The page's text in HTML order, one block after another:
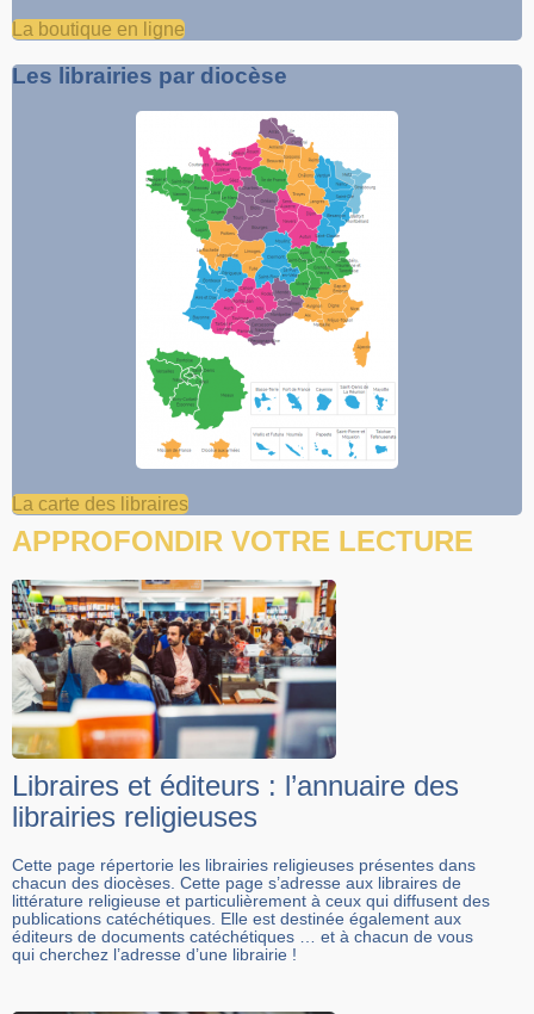
La boutique en ligne
Les librairies par diocèse
La carte des libraires
APPROFONDIR VOTRE LECTURE
Libraires et éditeurs : l’annuaire des
librairies religieuses
Cette page répertorie les librairies religieuses présentes dans
chacun des diocèses. Cette page s’adresse aux libraires de
littérature religieuse et particulièrement à ceux qui diffusent des
publications catéchétiques. Elle est destinée également aux
éditeurs de documents catéchétiques … et à chacun de vous
qui cherchez l’adresse d’une librairie !